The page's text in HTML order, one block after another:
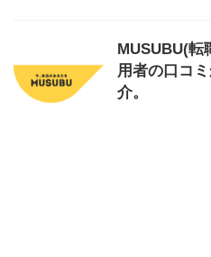
MUSUBU(転
用者の口コ
介。